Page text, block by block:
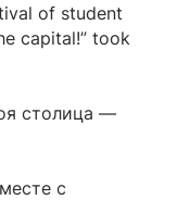
of student
capital!” took
столица —
с